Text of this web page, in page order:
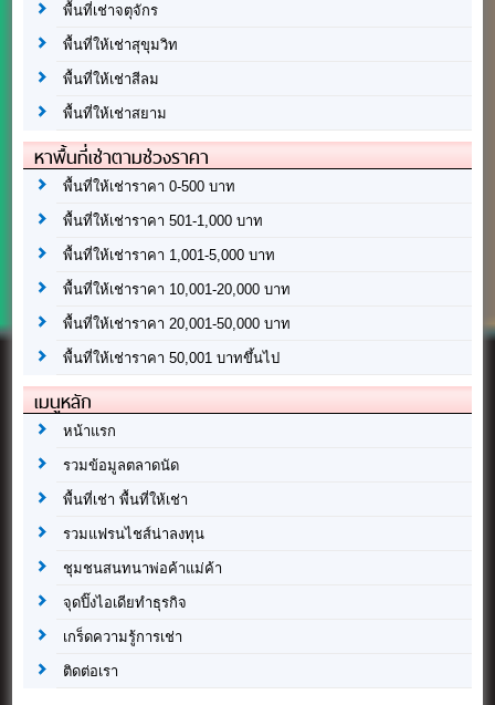
พื้นที่เช่าจตุจักร
พื้นที่ให้เช่าสุขุมวิท
พื้นที่ให้เช่าสีลม
พื้นที่ให้เช่าสยาม
หาพื้นที่เช่าตามช่วงราคา
พื้นที่ให้เช่าราคา 0-500 บาท
พื้นที่ให้เช่าราคา 501-1,000 บาท
พื้นที่ให้เช่าราคา 1,001-5,000 บาท
พื้นที่ให้เช่าราคา 10,001-20,000 บาท
พื้นที่ให้เช่าราคา 20,001-50,000 บาท
พื้นที่ให้เช่าราคา 50,001 บาทขึ้นไป
เมนูหลัก
หน้าแรก
รวมข้อมูลตลาดนัด
พื้นที่เช่า พื้นที่ให้เช่า
รวมแฟรนไชส์น่าลงทุน
ชุมชนสนทนาพ่อค้าแม่ค้า
จุดปิ๊งไอเดียทำธุรกิจ
เกร็ดความรู้การเช่า
ติดต่อเรา